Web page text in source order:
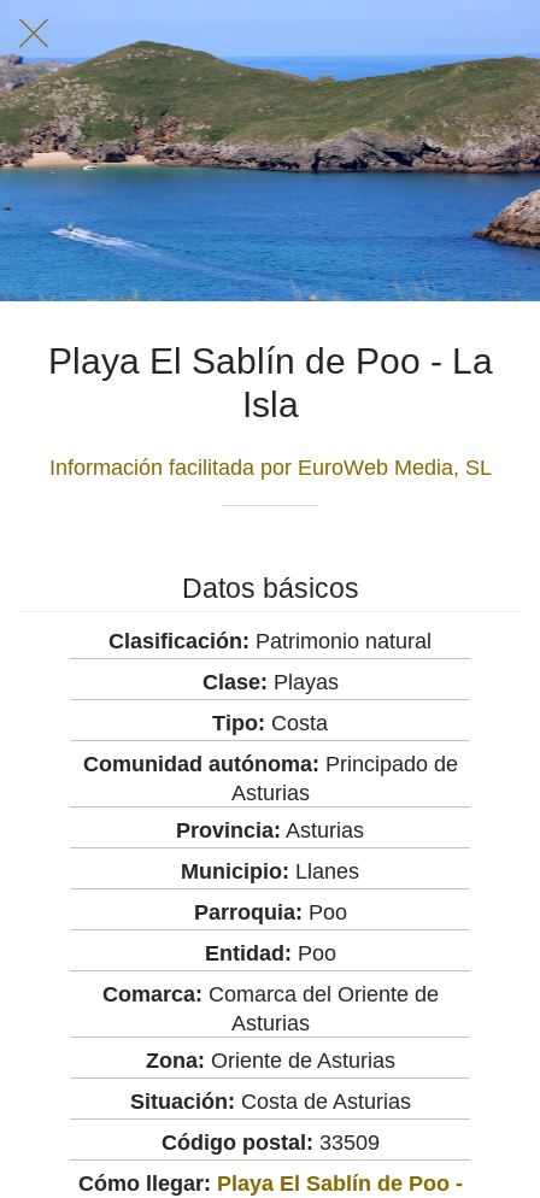
Playa El Sablín de Poo - La
Isla
Información facilitada por EuroWeb Media, SL
Datos básicos
Clasificación: Patrimonio natural
Clase: Playas
Tipo: Costa
Comunidad autónoma: Principado de
Asturias
Provincia: Asturias
Municipio: Llanes
Parroquia: Poo
Entidad: Poo
Comarca: Comarca del Oriente de
Asturias
Zona: Oriente de Asturias
Situación: Costa de Asturias
Código postal: 33509
Cómo llegar: Playa El Sablín de Poo -